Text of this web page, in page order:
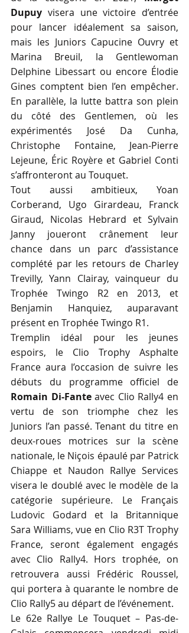
Dupuy visera une victoire d’entrée
pour lancer idéalement sa saison,
mais les Juniors Capucine Ouvry et
Marina Breuil, la Gentlewoman
Delphine Libessart ou encore Élodie
Gines comptent bien l’en empêcher.
En parallèle, la lutte battra son plein
du côté des Gentlemen, où les
expérimentés José Da Cunha,
Christophe Fontaine, Jean-Pierre
Lejeune, Éric Royère et Gabriel Conti
s’affronteront au Touquet.
Tout aussi ambitieux, Yoan
Corberand, Ugo Girardeau, Franck
Giraud, Nicolas Hebrard et Sylvain
Janny joueront crânement leur
chance dans un parc d’assistance
complété par les retours de Charley
Trevilly, Yann Clairay, vainqueur du
Trophée Twingo R2 en 2013, et
Benjamin Hanquiez, auparavant
présent en Trophée Twingo R1.
Tremplin idéal pour les jeunes
espoirs, le Clio Trophy Asphalte
France aura l’occasion de suivre les
Romain Di-Fante avec Clio Rally4 en
vertu de son triomphe chez les
Juniors l’an passé. Tenant du titre en
deux-roues motrices sur la scène
nationale, le Niçois épaulé par Patrick
Chiappe et Naudon Rallye Services
visera le doublé avec le modèle de la
catégorie supérieure. Le Français
Ludovic Godard et la Britannique
Sara Williams, vue en Clio R3T Trophy
France, seront également engagés
avec Clio Rally4. Hors trophée, on
retrouvera aussi Frédéric Roussel,
qui portera à quarante le nombre de
Clio Rally5 au départ de l’événement.
Le 62e Rallye Le Touquet – Pas-de-